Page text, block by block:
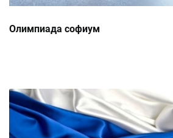
Олимпиада софиум